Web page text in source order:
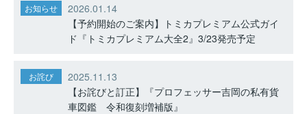
お知らせ
2026.01.14
【予約開始のご案内】トミカプレミアム公式ガイ
ド『トミカプレミアム大全2』3/23発売予定
お詫び
2025.11.13
【お詫びと訂正】『プロフェッサー吉岡の私有貨
車図鑑 令和復刻増補版』